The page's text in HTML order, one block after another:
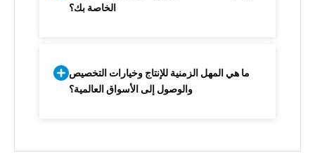
الخاصة بك؟
ما هي المهل الزمنية للإنتاج وخيارات التخصيص
والوصول إلى الأسواق العالمية؟